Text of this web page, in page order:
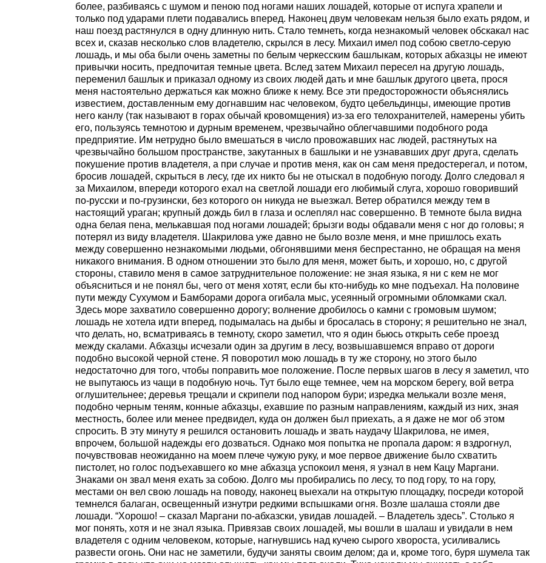
более, разбиваясь с шумом и пеною под ногами наших лошадей, которые от испуга храпели и
только под ударами плети подавались вперед. Наконец двум человекам нельзя было ехать рядом, и
наш поезд растянулся в одну длинную нить. Стало темнеть, когда незнакомый человек обскакал нас
всех и, сказав несколько слов владетелю, скрылся в лесу. Михаил имел под собою светло-серую
лошадь, и мы оба были очень заметны по белым черкесским башлыкам, которых абхазцы не имеют
привычки носить, предпочитая темные цвета. Вслед затем Михаил пересел на другую лошадь,
переменил башлык и приказал одному из своих людей дать и мне башлык другого цвета, прося
меня настоятельно держаться как можно ближе к нему. Все эти предосторожности объяснялись
известием, доставленным ему догнавшим нас человеком, будто цебельдинцы, имеющие против
него канлу (так называют в горах обычай кровомщения) из-за его телохранителей, намерены убить
его, пользуясь темнотою и дурным временем, чрезвычайно облегчавшими подобного рода
предприятие. Им нетрудно было вмешаться в число провожавших нас людей, растянутых на
чрезвычайно большом пространстве, закутанных в башлыки и не узнававших друг друга, сделать
покушение против владетеля, а при случае и против меня, как он сам меня предостерегал, и потом,
бросив лошадей, скрыться в лесу, где их никто бы не отыскал в подобную погоду. Долго следовал я
за Михаилом, впереди которого ехал на светлой лошади его любимый слуга, хорошо говоривший
по-русски и по-грузински, без которого он никуда не выезжал. Ветер обратился между тем в
настоящий ураган; крупный дождь бил в глаза и ослеплял нас совершенно. В темноте была видна
одна белая пена, мелькавшая под ногами лошадей; брызги воды обдавали меня с ног до головы; я
потерял из виду владетеля. Шакрилова уже давно не было возле меня, и мне пришлось ехать
между совершенно незнакомыми людьми, обгонявшими меня беспрестанно, не обращая на меня
никакого внимания. В одном отношении это было для меня, может быть, и хорошо, но, с другой
стороны, ставило меня в самое затруднительное положение: не зная языка, я ни с кем не мог
объясниться и не понял бы, чего от меня хотят, если бы кто-нибудь ко мне подъехал. На половине
пути между Сухумом и Бамборами дорога огибала мыс, усеянный огромными обломками скал.
Здесь море захватило совершенно дорогу; волнение дробилось о камни с громовым шумом;
лошадь не хотела идти вперед, подымалась на дыбы и бросалась в сторону; я решительно не знал,
что делать, но, всматриваясь в темноту, скоро заметил, что я один бьюсь открыть себе проезд
между скалами. Абхазцы исчезали один за другим в лесу, возвышавшемся вправо от дороги
подобно высокой черной стене. Я поворотил мою лошадь в ту же сторону, но этого было
недостаточно для того, чтобы поправить мое положение. После первых шагов в лесу я заметил, что
не выпутаюсь из чащи в подобную ночь. Тут было еще темнее, чем на морском берегу, вой ветра
оглушительнее; деревья трещали и скрипели под напором бури; изредка мелькали возле меня,
подобно черным теням, конные абхазцы, ехавшие по разным направлениям, каждый из них, зная
местность, более или менее предвидел, куда он должен был приехать, а я даже не мог об этом
спросить. В эту минуту я решился остановить лошадь и звать наудачу Шакрилова, не имея,
впрочем, большой надежды его дозваться. Однако моя попытка не пропала даром: я вздрогнул,
почувствовав неожиданно на моем плече чужую руку, и мое первое движение было схватить
пистолет, но голос подъехавшего ко мне абхазца успокоил меня, я узнал в нем Кацу Маргани.
Знаками он звал меня ехать за собою. Долго мы пробирались по лесу, то под гору, то на гору,
местами он вел свою лошадь на поводу, наконец выехали на открытую площадку, посреди которой
темнелся балаган, освещенный изнутри редкими вспышками огня. Возле шалаша стояли две
лошади. “Хорошо! – сказал Маргани по-абхазски, увидав лошадей. – Владетель здесь”. Столько я
мог понять, хотя и не знал языка. Привязав своих лошадей, мы вошли в шалаш и увидали в нем
владетеля с одним человеком, которые, нагнувшись над кучею сырого хвороста, усиливались
развести огонь. Они нас не заметили, будучи заняты своим делом; да и, кроме того, буря шумела так